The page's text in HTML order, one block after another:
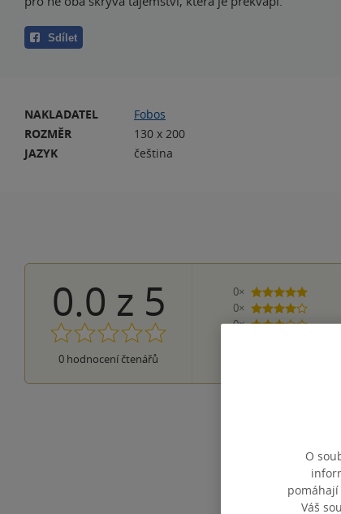
Sdílet
NAKLADATEL
Fobos
ROZMĚR
130 x 200
JAZYK
čeština
0.0 z 5
0 hodnocení čtenářů
0×
5
0×
4
0×
3 hvězdičky
O
Váš